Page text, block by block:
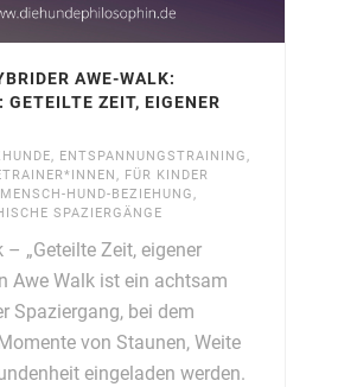
AWE-WALK:
GETEILTE ZEIT, EIGENER
, ENTSPANNUNGSTRAINING,
, FÜR KINDER
MENSCH-HUND-BEZIEHUNG,
SPAZIERGÄNGE
– „Geteilte Zeit, eigener
Awe Walk ist ein achtsam
Spaziergang, bei dem
von Staunen, Weite
eingeladen werden.